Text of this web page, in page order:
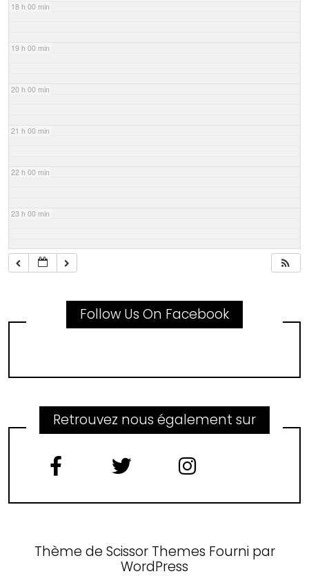
18 h 00 min
19 h 00 min
20 h 00 min
21 h 00 min
22 h 00 min
23 h 00 min
Follow Us On Facebook
Retrouvez nous également sur
Thème de Scissor Themes Fourni par
WordPress